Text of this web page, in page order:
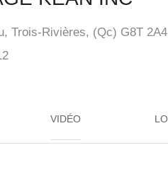
Trois-Rivières, (Qc) G8T 2A4
VIDÉO